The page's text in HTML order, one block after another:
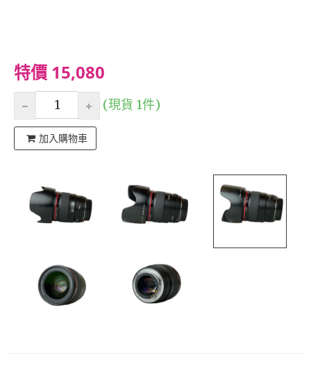
特價 15,080
(現貨 1件)
加入購物車